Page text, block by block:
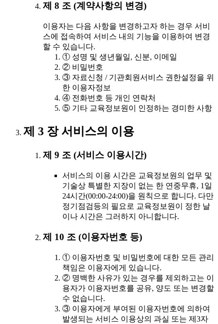
제 8 조 (계약사항의 변경)
이용자는 다음 사항을 변경하고자 하는 경우 서비
스에 접속하여 서비스 내의 기능을 이용하여 변경
할 수 있습니다.
① 성명 및 생년월일, 신분, 이메일
② 비밀번호
③ 자료신청 / 기관회원서비스 권한설정을 위
한 이용자정보
④ 전화번호 등 개인 연락처
⑤ 기타 교육정보원이 인정하는 경미한 사항
제 3 장 서비스의 이용
제 9 조 (서비스 이용시간)
서비스의 이용 시간은 교육정보원의 업무 및
기술상 특별한 지장이 없는 한 연중무휴, 1일
24시간(00:00-24:00)을 원칙으로 합니다. 다만
정기점검등의 필요로 교육정보원이 정한 날
이나 시간은 그러하지 아니합니다.
제 10 조 (이용자번호 등)
① 이용자번호 및 비밀번호에 대한 모든 관리
책임은 이용자에게 있습니다.
② 명백한 사유가 있는 경우를 제외하고는 이
용자가 이용자번호를 공유, 양도 또는 변경할
수 없습니다.
③ 이용자에게 부여된 이용자번호에 의하여
발생되는 서비스 이용상의 과실 또는 제3자